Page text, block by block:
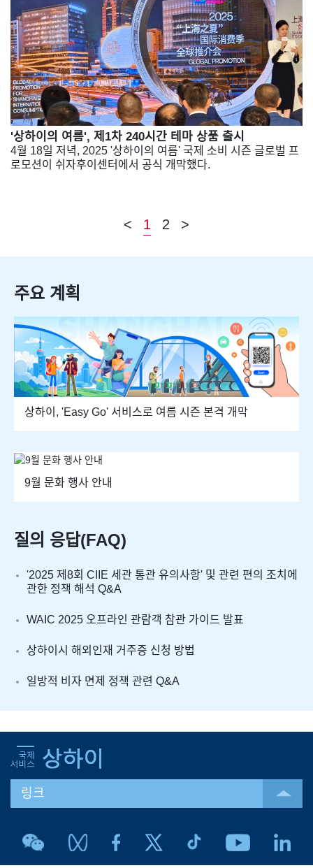
'상하이의 여름', 제1차 240시간 테마 상품 출시
4월 18일 저녁, 2025 '상하이의 여름' 국제 소비 시즌 글로벌 프
로모션이 쉬자후이센터에서 공식 개막했다.
< 1 2 >
주요 계획
상하이, 'Easy Go' 서비스로 여름 시즌 본격 개막​
9월 문화 행사 안내
질의 응답(FAQ)
'2025 제8회 CIIE 세관 통관 유의사항' 및 관련 편의 조치에
관한 정책 해석 Q&A
WAIC 2025 오프라인 관람객 참관 가이드 발표
상하이시 해외인재 거주증 신청 방법​​
일방적 비자 면제 정책 관련 Q&A​​
링크